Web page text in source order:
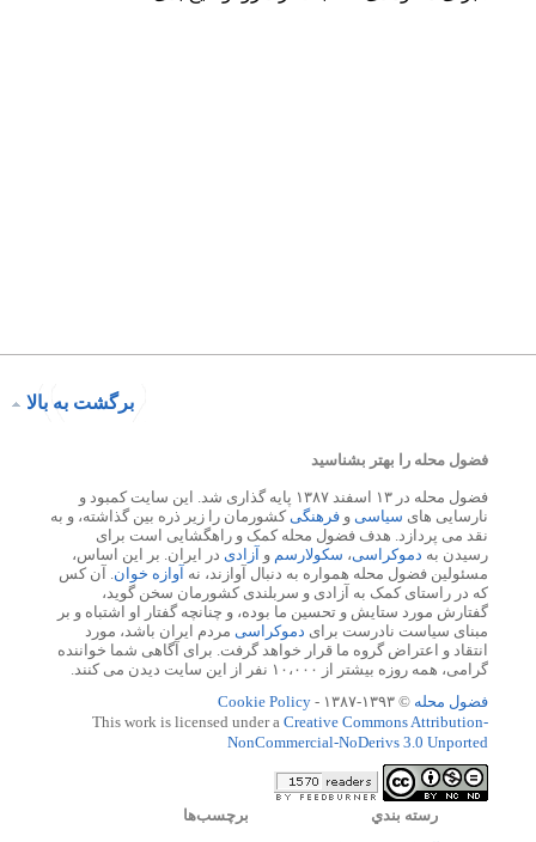
برگشت به بالا
فضول محله را بهتر بشناسید
فضول محله در ۱۳ اسفند ۱۳۸۷ پایه گذاری شد. این سایت کمبود و
نارسایی های سیاسی و فرهنگیکشورمان را زیر ذره بین گذاشته، و به
نقد می پردازد. هدف فضول محله کمک و راهگشایی است برای
رسیدن به دموکراسی، سکولارسم و آزادی در ایران. بر این اساس،
مسئولین فضول محله همواره به دنبال آوازند، نه آوازه خوان. آن کس
که در راستای کمک به آزادی و سربلندی کشورمان سخن گوید،
گفتارش مورد ستایش و تحسین ما بوده، و چنانچه گفتار او اشتباه و بر
مبنای سیاست نادرست برای دموکراسی مردم ایران باشد، مورد
انتقاد و اعتراض گروه ما قرار خواهد گرفت. برای آگاهی شما خواننده
گرامی، همه روزه بیشتر از ۱۰،۰۰۰ نفر از این سایت دیدن می کنند.
فضول محله © ۱۳۹۳-۱۳۸۷ -
Cookie Policy
This work is licensed under a Creative Commons Attribution-
NonCommercial-NoDerivs 3.0 Unported
رسته بندي برچسب‌ها